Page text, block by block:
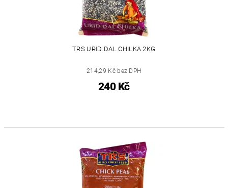
TRS URID DAL CHILKA 2KG
214,29 Kč bez DPH
240 Kč